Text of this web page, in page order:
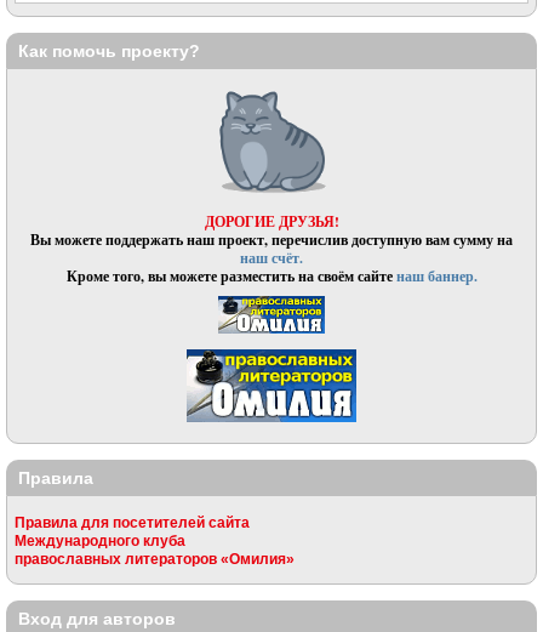
Как помочь проекту?
ДОРОГИЕ ДРУЗЬЯ!
Вы можете поддержать наш проект, перечислив доступную вам сумму на
наш счёт.
Кроме того, вы можете разместить на своём сайтенаш баннер.
Правила
Правила для посетителей сайта
Международного клуба
православных литераторов «Омилия»
Вход для авторов